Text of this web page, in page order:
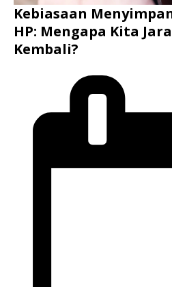
Kebiasaan
HP: Mengapa Kita
Kembali?